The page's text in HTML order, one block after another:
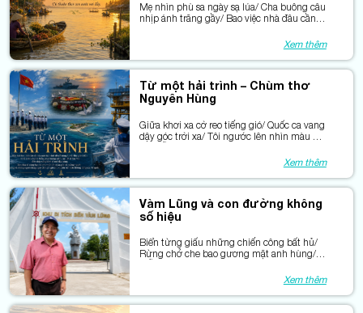
Mẹ nhìn phù sa ngày sạ lúa/ Cha buông câu
nhịp ánh trăng gầy/ Bao việc nhà đâu cần
Xem thêm
Từ một hải trình – Chùm thơ
Nguyên Hùng
Giữa khơi xa cờ reo tiếng gió/ Quốc ca vang
dậy góc trời xa/ Tôi ngước lên nhìn màu cờ
Xem thêm
Vàm Lũng và con đường không
số hiệu
Biển từng giấu những chiến công bất hủ/
Rừng chở che bao gương mặt anh hùng/
Mỗi gốc cây còn hằn dấu kiên trung.Xem thêm